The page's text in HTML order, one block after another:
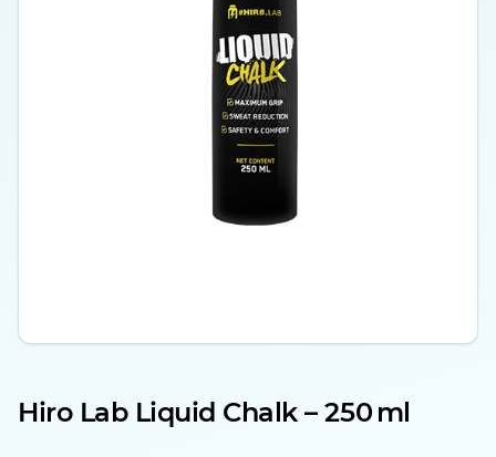
Hiro Lab Liquid Chalk – 250 ml